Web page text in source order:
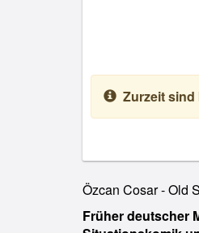
Zurzeit
Özcan Cosar - Old
Früher deutscher